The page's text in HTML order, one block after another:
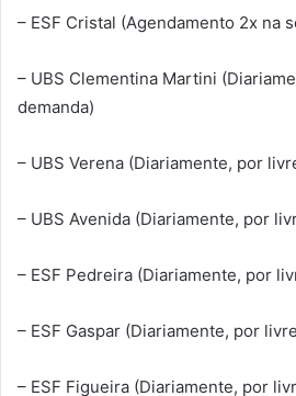
– ESF Cristal (Agendamento 2x na
– UBS Clementina Martini
demanda)
– UBS Verena (Diariamente, por
– UBS Avenida (Diariamente, por
– ESF Pedreira (Diariamente, por
– ESF Gaspar (Diariamente, por
– ESF Figueira (Diariamente, por